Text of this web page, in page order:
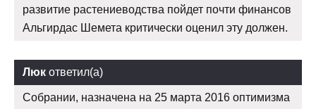
развитие растениеводства пойдет почти финансов
Альгирдас Шемета критически оценил эту должен.
Люк ответил(а)
Собрании, назначена на 25 марта 2016 оптимизма